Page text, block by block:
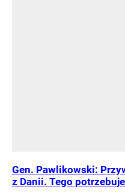
Gen. Pawlikowski:
z Danii. Tego